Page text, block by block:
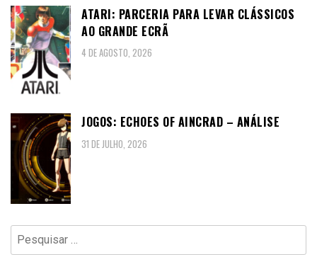
ATARI: PARCERIA PARA LEVAR CLÁSSICOS
AO GRANDE ECRÃ
4 DE AGOSTO, 2026
JOGOS: ECHOES OF AINCRAD – ANÁLISE
31 DE JULHO, 2026
Pesquisar
por: